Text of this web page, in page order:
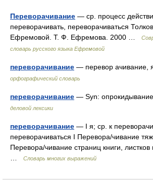
Переворачивание — ср. процесс
переворачивать, переворачиваться
Ефремовой. Т. Ф. Ефремова. 2000 …
словарь русского языка Ефремовой
переворачивание — перевор
орфографический словарь
переворачивание — Syn:
деловой лексики
переворачивание — I я; ср. к
переворачиваться I Перевора/чивание
Перевора/чивание страниц книги,
Словарь многих выражений